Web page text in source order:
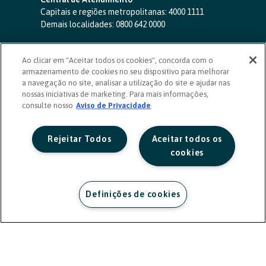
Capitais e regiões metropolitanas: 4000 1111
Demais localidades: 0800 642 0000
SAC 24 horas-0800 724 4420
Ouvidoria
0800 725 0996
(de segunda a sexta, das 8h às 20h)
ouvidoriasicoob.com.br
Deficientes auditivos ou de fala
Ao clicar em "Aceitar todos os cookies", concorda com o
armazenamento de cookies no seu dispositivo para melhorar
a navegação no site, analisar a utilização do site e ajudar nas
nossas iniciativas de marketing. Para mais informações,
consulte nosso Aviso de Privacidade
Aceitar todos os
cookies
Rejeitar Todos
Definições de cookies